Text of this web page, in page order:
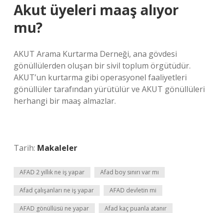
Akut üyeleri maaş alıyor
mu?
AKUT Arama Kurtarma Derneği, ana gövdesi
gönüllülerden oluşan bir sivil toplum örgütüdür.
AKUT’un kurtarma gibi operasyonel faaliyetleri
gönüllüler tarafından yürütülür ve AKUT gönüllüleri
herhangi bir maaş almazlar.
Tarih: Makaleler
AFAD 2 yıllık ne iş yapar Afad boy sınırı var mı
Afad çalışanları ne iş yapar AFAD devletin mi
AFAD gönüllüsü ne yapar Afad kaç puanla atanır